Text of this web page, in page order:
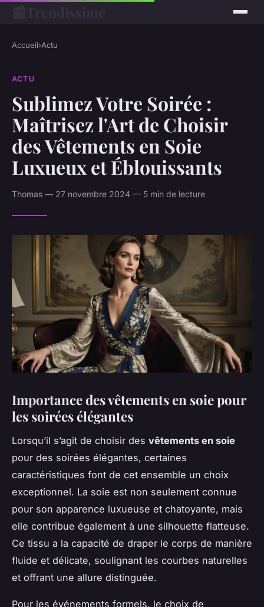
Accueil›Actu
ACTU
Sublimez Votre Soirée :
Maîtrisez l'Art de Choisir
des Vêtements en Soie
Luxueux et Éblouissants
Thomas — 27 novembre 2024 — 5 min de lecture
Importance des vêtements en soie pour
les soirées élégantes
Lorsqu’il s’agit de choisir des vêtements en soie
pour des soirées élégantes, certaines
caractéristiques font de cet ensemble un choix
exceptionnel. La soie est non seulement connue
pour son apparence luxueuse et chatoyante, mais
elle contribue également à une silhouette flatteuse.
Ce tissu a la capacité de draper le corps de manière
fluide et délicate, soulignant les courbes naturelles
et offrant une allure distinguée.
Pour les événements formels, le choix de